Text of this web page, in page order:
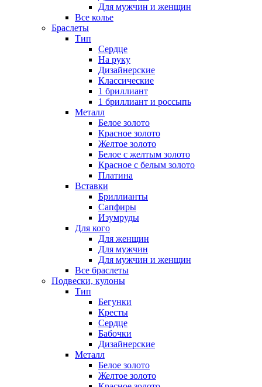
Для мужчин и женщин
Все колье
Браслеты
Тип
Сердце
На руку
Дизайнерские
Классические
1 бриллиант
1 бриллиант и россыпь
Металл
Белое золото
Красное золото
Желтое золото
Белое с желтым золото
Красное с белым золото
Платина
Вставки
Бриллианты
Сапфиры
Изумруды
Для кого
Для женщин
Для мужчин
Для мужчин и женщин
Все браслеты
Подвески, кулоны
Тип
Бегунки
Кресты
Сердце
Бабочки
Дизайнерские
Металл
Белое золото
Желтое золото